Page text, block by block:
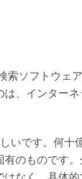
索ソフトウェ
、インター
いです。何十
のものです